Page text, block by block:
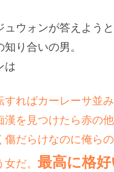
ュウォンが答えよう
知り合いの男。
は
すればカーレーサ並み
漢を見つけたら赤の
傷だらけなのに俺ら
女だ。 最高に格